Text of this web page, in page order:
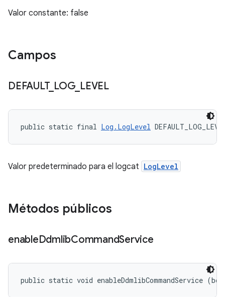
Valor constante: false
Campos
DEFAULT_ LOG_ LEVEL
public static final Log.LogLevel
Valor predeterminado para el logcat LogLevel
Métodos públicos
enableDdmlibCommandService
public static void enableDdmlibCommandService